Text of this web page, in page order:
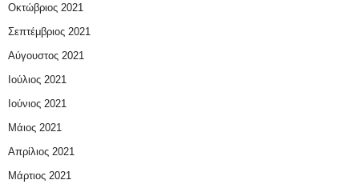
Οκτώβριος 2021
Σεπτέμβριος 2021
Αύγουστος 2021
Ιούλιος 2021
Ιούνιος 2021
Μάιος 2021
Απρίλιος 2021
Μάρτιος 2021